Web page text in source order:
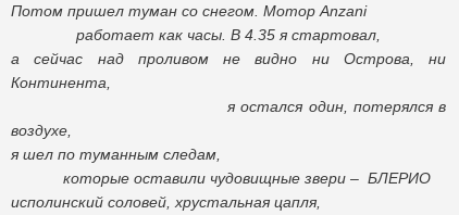
Потом пришел туман со снегом. Мотор Anzani
работает как часы. В 4.35 я стартовал,
а сейчас над проливом не видно ни Острова, ни
Континента,
я остался один, потерялся в
воздухе,
я шел по туманным следам,
которые оставили чудовищные звери – БЛЕРИО
исполинский соловей, хрустальная цапля,